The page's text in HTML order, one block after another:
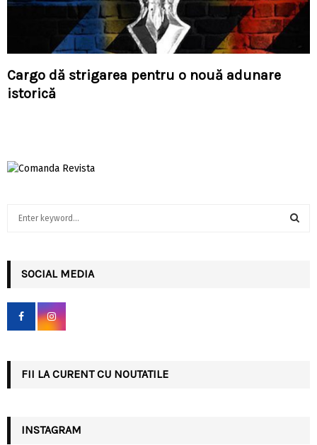
Cargo dă strigarea pentru o nouă adunare
istorică
h
f
r
SOCIAL MEDIA
FII LA CURENT CU NOUTATILE
INSTAGRAM